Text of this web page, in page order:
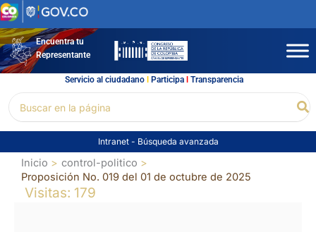
Ir
al
contenidoEncuentra tu
Representante
Servicio al ciudadano l Participal Transparencia
por:
Intranet - Búsqueda avanzada
Inicio
control-politico
Proposición No. 019 del 01 de octubre de 2025
Visitas: 179